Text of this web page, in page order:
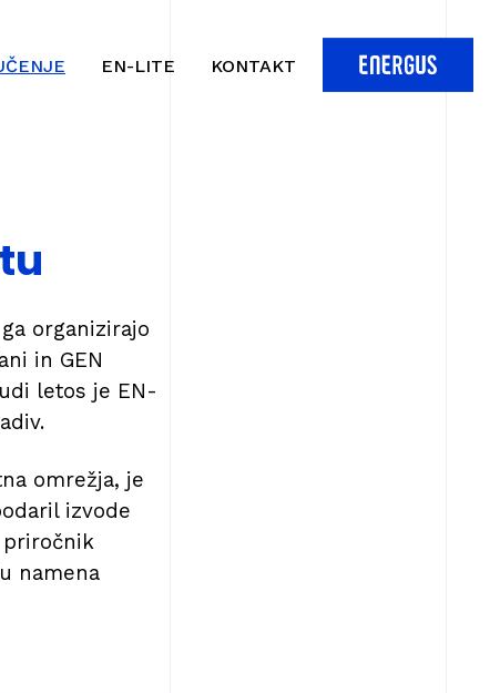
EN-LITE KONTAKT
organizirajo
in GEN
letos je EN-
omrežja, je
izvode
namena